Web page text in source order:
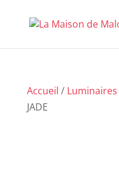
Accueil / Luminaires
JADE